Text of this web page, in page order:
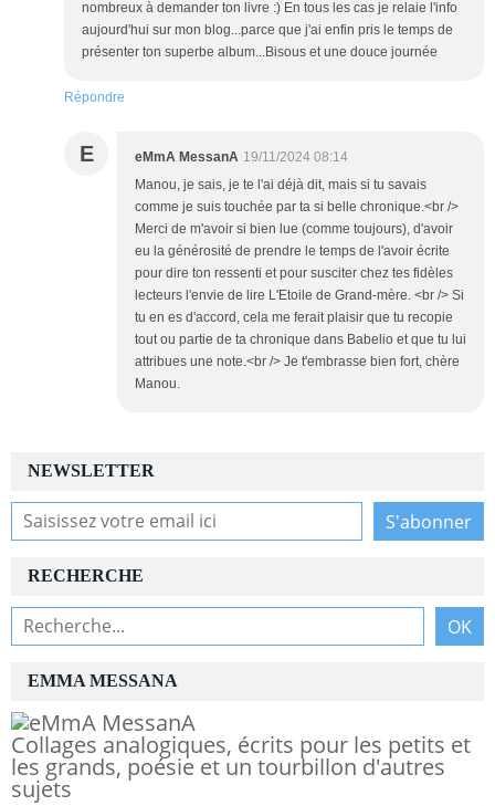
nombreux à demander ton livre :) En tous les cas je relaie l'info
aujourd'hui sur mon blog...parce que j'ai enfin pris le temps de
présenter ton superbe album...Bisous et une douce journée
Répondre
E eMmA MessanA 19/11/2024 08:14
Manou, je sais, je te l'ai déjà dit, mais si tu savais
comme je suis touchée par ta si belle chronique.<br />
Merci de m'avoir si bien lue (comme toujours), d'avoir
eu la générosité de prendre le temps de l'avoir écrite
pour dire ton ressenti et pour susciter chez tes fidèles
lecteurs l'envie de lire L'Etoile de Grand-mère. <br /> Si
tu en es d'accord, cela me ferait plaisir que tu recopie
tout ou partie de ta chronique dans Babelio et que tu lui
attribues une note.<br /> Je t'embrasse bien fort, chère
Manou.
NEWSLETTER
RECHERCHE
EMMA MESSANA
Collages analogiques, écrits pour les petits et
les grands, poésie et un tourbillon d'autres
sujets